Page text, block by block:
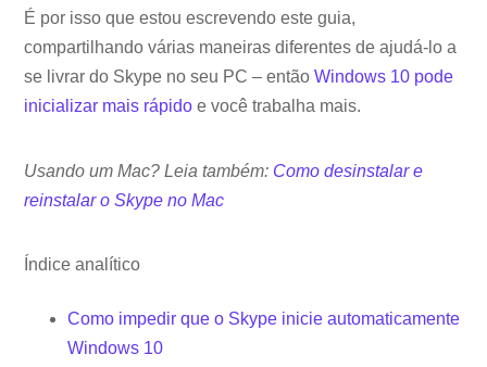
É por isso que estou escrevendo este guia,
compartilhando várias maneiras diferentes de ajudá-lo a
se livrar do Skype no seu PC – entãoWindows 10 pode
inicializar mais rápido e você trabalha mais.
Usando um Mac? Leia também: Como desinstalar e
reinstalar o Skype no Mac
Índice analítico
Como impedir que o Skype inicie automaticamente
Windows 10